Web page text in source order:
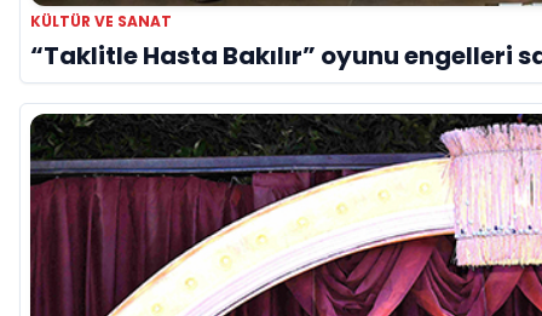
KÜLTÜR VE SANAT
“Taklitle Hasta Bakılır” oyunu engelleri